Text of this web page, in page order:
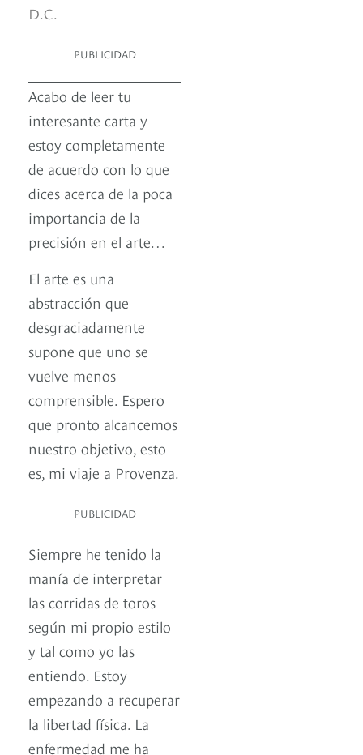
D.C.
PUBLICIDAD
Acabo de leer tu
interesante carta y
estoy completamente
de acuerdo con lo que
dices acerca de la poca
importancia de la
precisión en el arte…
El arte es una
abstracción que
desgraciadamente
supone que uno se
vuelve menos
comprensible. Espero
que pronto alcancemos
nuestro objetivo, esto
es, mi viaje a Provenza.
PUBLICIDAD
Siempre he tenido la
manía de interpretar
las corridas de toros
según mi propio estilo
y tal como yo las
entiendo. Estoy
empezando a recuperar
la libertad física. La
enfermedad me ha